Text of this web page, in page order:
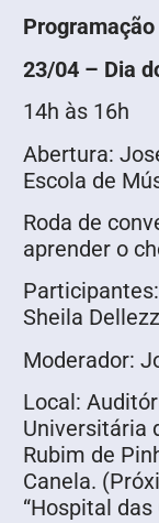
Programação
23/04 – Dia
14h às 16h
Abertura:
Escola de
Roda de
aprender o
Sheila
Moderador:
Local:
Universitária
Rubim de
Canela.
“Hospital das